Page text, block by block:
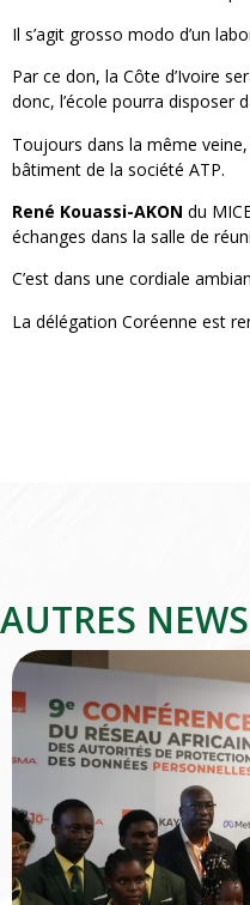
Il s’agit grosso modo d’un
Par ce don, la Côte d’Ivoire
donc, l’école pourra disposer
Toujours dans la même
bâtiment de la société ATP.
René Kouassi-AKON du
échanges dans la salle de
C’est dans une cordiale
La délégation Coréenne est
AUTRES NEWS